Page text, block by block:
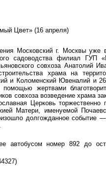
Цвет» (16 апреля)
Московский г. Москвы
садоводства филиал ГУП
совхоза Анатолий
храма на
и Коломенский Ювеналий и
жертвами
совхоза возведение храма
Церковь торжественно
Матери, именуемой
долгожданное событие
автобусом номер 892 до